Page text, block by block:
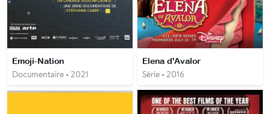
Emoji-Nation
Documentaire • 2021
Elena d'Avalor
Série • 2016